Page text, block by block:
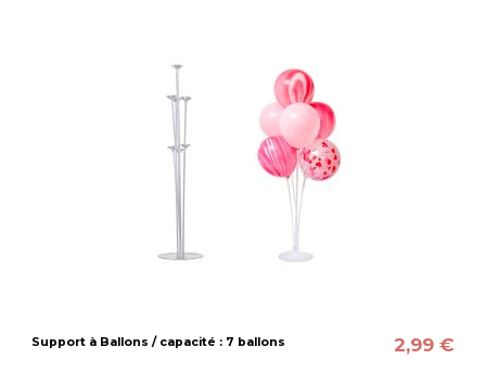
Support à Ballons / capacité : 7 ballons 2,99 €